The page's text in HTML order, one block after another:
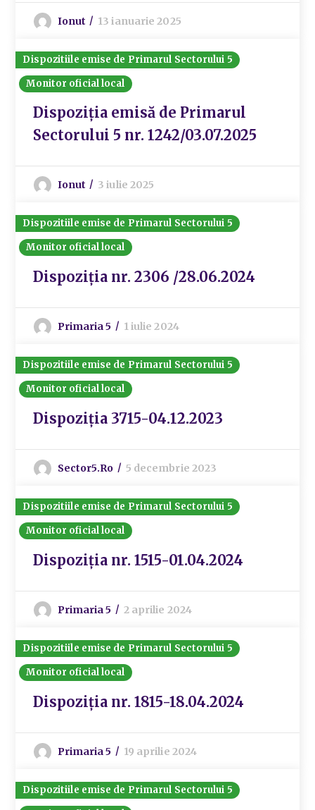
Ionut 13 ianuarie 2025
Dispozitiile emise de Primarul Sectorului 5
Monitor oficial local
Dispoziția emisă de Primarul
Sectorului 5 nr. 1242/03.07.2025
Ionut 3 iulie 2025
Dispozitiile emise de Primarul Sectorului 5
Monitor oficial local
Dispoziția nr. 2306 /28.06.2024
Primaria 5 1 iulie 2024
Dispozitiile emise de Primarul Sectorului 5
Monitor oficial local
Dispoziția 3715-04.12.2023
Sector5.ro 5 decembrie 2023
Dispozitiile emise de Primarul Sectorului 5
Monitor oficial local
Dispoziția nr. 1515-01.04.2024
Primaria 5 2 aprilie 2024
Dispozitiile emise de Primarul Sectorului 5
Monitor oficial local
Dispoziția nr. 1815-18.04.2024
Primaria 5 19 aprilie 2024
Dispozitiile emise de Primarul Sectorului 5